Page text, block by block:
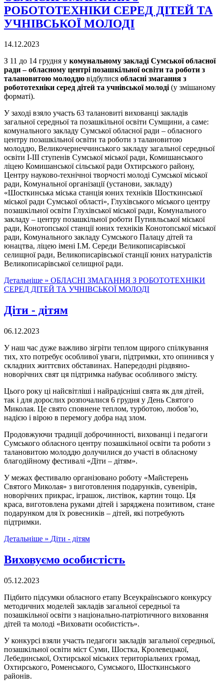
РОБОТОТЕХНІКИ СЕРЕД ДІТЕЙ ТА
УЧНІВСЬКОЇ МОЛОДІ
14.12.2023
З 11 до 14 грудня у комунальному закладі Сумської обласної
ради – обласному центрі позашкільної освіти та роботи з
талановитою молоддю відбулися обласні змагання з
робототехніки серед дітей та учнівської молоді(у змішаному
форматі).
У заході взяло участь 63 талановиті вихованці закладів
загальної середньої та позашкільної освіти Сумщини, а саме:
комунального закладу Сумської обласної ради – обласного
центру позашкільної освіти та роботи з талановитою
молоддю, Великочернеччинського закладу загальної середньої
освіти І-ІІІ ступенів Сумської міської ради, Комишанського
ліцею Комишанської сільської ради Охтирського району,
Центру науково-технiчноi творчостi молодi Сумської мiської
ради, Комунальної організації (установи, закладу)
«Шосткинська міська станція юних техніків Шосткинської
міської ради Сумської області», Глухівського міського центру
позашкільної освіти Глухівської міської ради, Комунального
закладу – центру позашкільної роботи Путивльської міської
ради, Конотопської станції юних техніків Конотопської міської
ради, Комунального закладу Сумського Палацу дітей та
юнацтва, ліцею імені І.М. Середи Великописарівської
селищної ради, Великописарівської станції юних натуралістів
Великописарівської селищної ради.
Детальніше » ОБЛАСНІ ЗМАГАННЯ З РОБОТОТЕХНІКИ
СЕРЕД ДІТЕЙ ТА УЧНІВСЬКОЇ МОЛОДІ
Діти - дітям
06.12.2023
У наш час дуже важливо зігріти теплом щирого спілкування
тих, хто потребує особливої уваги, підтримки, хто опинився у
складних життєвих обставинах. Напередодні різдвяно-
новорічних свят ця підтримка набуває особливого змісту.
Цього року ці найсвітліші і найрадісніші свята як для дітей,
так і для дорослих розпочалися 6 грудня у День Святого
Миколая. Це свято сповнене теплом, турботою, любов’ю,
надією і вірою в перемогу добра над злом.
Продовжуючи традиції доброчинності, вихованці і педагоги
Сумського обласного центру позашкільної освіти та роботи з
талановитою молоддю долучилися до участі в обласному
благодійному фестивалі «Діти – дітям».
У межах фестивалю організовано роботу «Майстерень
Святого Миколая» з виготовлення подарунків, сувенірів,
новорічних прикрас, іграшок, листівок, картин тощо. Ця
краса, виготовлена руками дітей і заряджена позитивом, стане
подарунком для їх ровесників – дітей, які потребують
підтримки.
Детальніше » Діти - дітям
Виховуємо особистість
05.12.2023
Підбито підсумки обласного етапу Всеукраїнського конкурсу
методичних моделей закладів загальної середньої та
позашкільної освіти з національно-патріотичного виховання
дітей та молоді «Виховати особистість».
У конкурсі взяли участь педагоги закладів загальної середньої,
позашкільної освіти міст Суми, Шостка, Кролевецької,
Лебединської, Охтирської міських територіальних громад,
Охтирського, Роменського, Сумського, Шосткинського
районів.